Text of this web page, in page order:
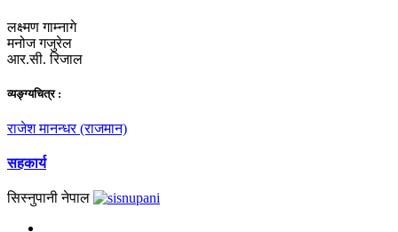
लक्ष्मण गाम्नागे
मनोज गजुरेल
आर.सी. रिजाल
व्यङ्ग्यचित्र :
राजेश मानन्धर (राजमान)
सहकार्य
सिस्नुपानी नेपाल